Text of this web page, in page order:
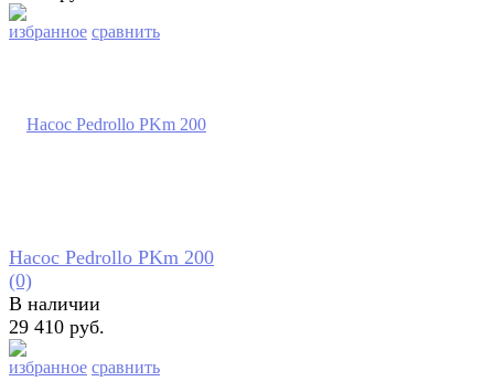
избранное сравнить
избранное сравнить
Насос Pedrollo PKm 200
(0)
В наличии
29 410 руб.